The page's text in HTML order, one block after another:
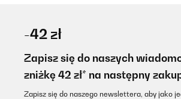
-42 zł
Zapisz się do naszych
zniżkę 42 zł* na następny
Zapisz się do naszego newslettera, aby jako